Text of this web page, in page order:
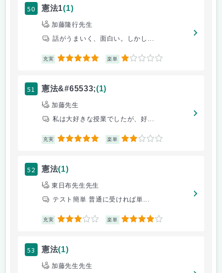
50 憲法1(1)
加藤隆行先生
話がうまいく、面白い。しかし...
充実 5 楽単 1
51 憲法&#65533;(1)
加藤先生
私は大好きな授業でしたが、好...
充実 5 楽単 2
52 憲法(1)
東日布先生先生
テスト簡単 普通に受ければ単...
充実 3 楽単 4
53 憲法(1)
加藤先生先生